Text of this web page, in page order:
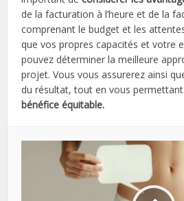
de la facturation à l’heure et de la
comprenant le budget et les
que vos propres capacités et votre
pouvez déterminer la meilleure
projet. Vous vous assurerez ainsi
du résultat, tout en vous
bénéfice équitable.